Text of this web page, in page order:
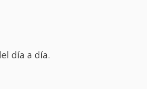
día a día.